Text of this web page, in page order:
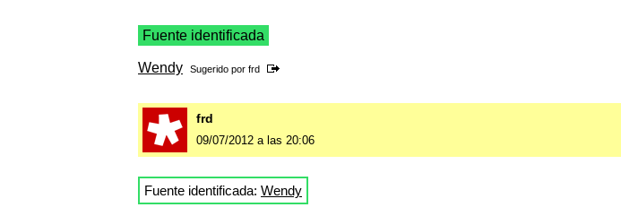
Fuente identificada
Wendy Sugerido por frd
frd
09/07/2012 a las 20:06
Fuente identificada: Wendy